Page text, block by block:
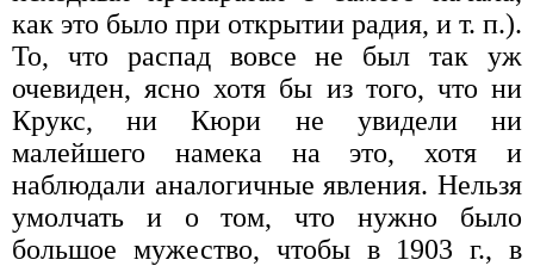
как это было при открытии радия, и т. п.).
То, что распад вовсе не был так уж
очевиден, ясно хотя бы из того, что ни
Крукс, ни Кюри не увидели ни
малейшего намека на это, хотя и
наблюдали аналогичные явления. Нельзя
умолчать и о том, что нужно было
большое мужество, чтобы в 1903 г., в